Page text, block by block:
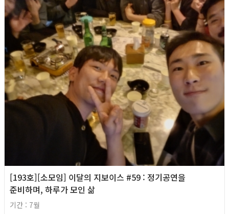
[193호][소모임] 이달의 지보이스 #59 : 정기공연을
준비하며, 하루가 모인 삶
기간 : 7월